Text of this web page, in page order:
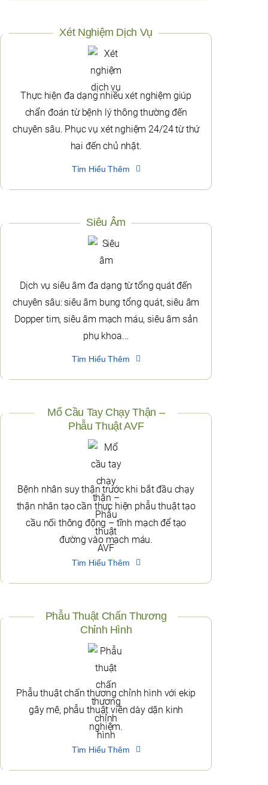
Xét Nghiệm Dịch Vụ
Thực hiện đa dạng nhiều xét nghiệm giúp
chẩn đoán từ bệnh lý thông thường đến
chuyên sâu. Phục vụ xét nghiệm 24/24 từ thứ
hai đến chủ nhật.
Tìm Hiểu Thêm
Siêu Âm
Dịch vụ siêu âm đa dạng từ tổng quát đến
chuyên sâu: siêu âm bụng tổng quát, siêu âm
Dopper tim, siêu âm mạch máu, siêu âm sản
phụ khoa...
Tìm Hiểu Thêm
Mổ Cầu Tay Chạy Thận –
Phẫu Thuật AVF
Bệnh nhân suy thận trước khi bắt đầu chạy
thận nhân tạo cần thực hiện phẫu thuật tạo
cầu nối thông động – tĩnh mạch để tạo
đường vào mạch máu.
Tìm Hiểu Thêm
Phẫu Thuật Chấn Thương
Chỉnh Hình
Phẫu thuật chấn thương chỉnh hình với ekip
gây mê, phẫu thuật viên dày dặn kinh
nghiệm.
Tìm Hiểu Thêm